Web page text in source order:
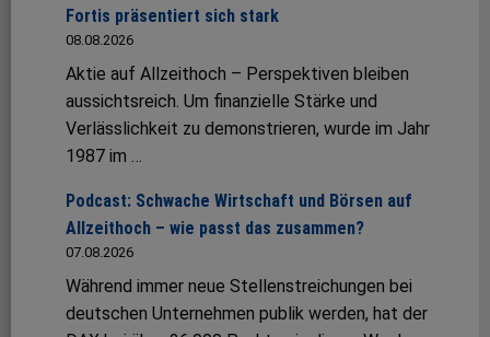
Fortis präsentiert sich stark
08.08.2026
Aktie auf Allzeithoch – Perspektiven bleiben
aussichtsreich. Um finanzielle Stärke und
Verlässlichkeit zu demonstrieren, wurde im Jahr
1987 im …
Podcast: Schwache Wirtschaft und Börsen auf
Allzeithoch – wie passt das zusammen?
07.08.2026
Während immer neue Stellenstreichungen bei
deutschen Unternehmen publik werden, hat der